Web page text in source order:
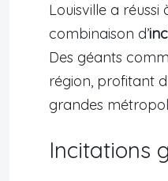
Louisville a
combinaison d’
Des géants
région, profitant
grandes
Incitations